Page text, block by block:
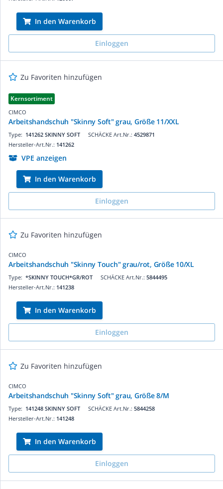
In den Warenkorb
Einloggen
Zu Favoriten hinzufügen
Kernsortiment
CIMCO
Arbeitshandschuh "Skinny Soft" grau, Größe 11/XXL
SCHÄCKE Art.Nr.: 4529871
Type: 141262 SKINNY SOFT
Hersteller-Art.Nr.: 141262
VPE anzeigen
In den Warenkorb
Einloggen
Zu Favoriten hinzufügen
CIMCO
Arbeitshandschuh "Skinny Touch" grau/rot, Größe 10/XL
SCHÄCKE Art.Nr.: 5844495
Type: *SKINNY TOUCH*GR/ROT
Hersteller-Art.Nr.: 141238
In den Warenkorb
Einloggen
Zu Favoriten hinzufügen
CIMCO
Arbeitshandschuh "Skinny Soft" grau, Größe 8/M
SCHÄCKE Art.Nr.: 5844258
Type: 141248 SKINNY SOFT
Hersteller-Art.Nr.: 141248
In den Warenkorb
Einloggen